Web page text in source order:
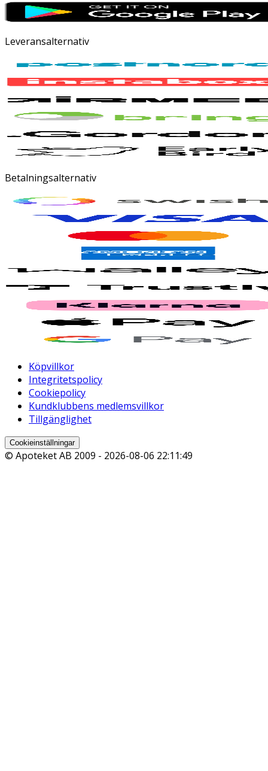
Leveransalternativ
Betalningsalternativ
Köpvillkor
Integritetspolicy
Cookiepolicy
Kundklubbens medlemsvillkor
Tillgänglighet
Cookieinställningar
© Apoteket AB 2009 - 2026-08-06 22:11:49